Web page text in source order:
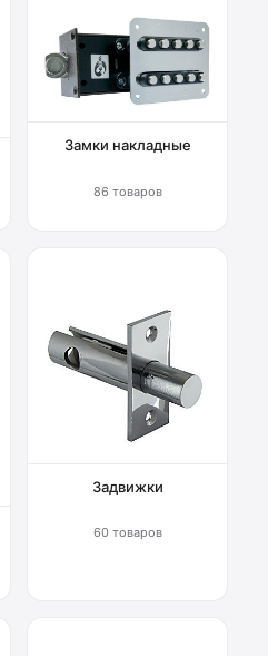
Замки накладные
86 товаров
Задвижки
60 товаров